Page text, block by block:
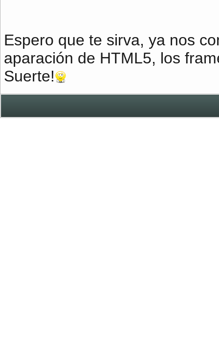
Espero que te sirva, ya nos
aparación de HTML5, los
Suerte!